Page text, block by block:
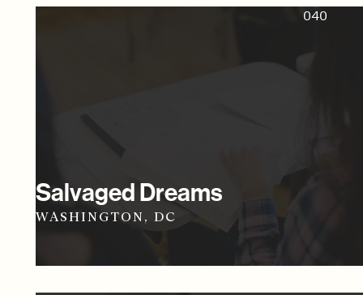
040
Salvaged Dreams
WASHINGTON, DC